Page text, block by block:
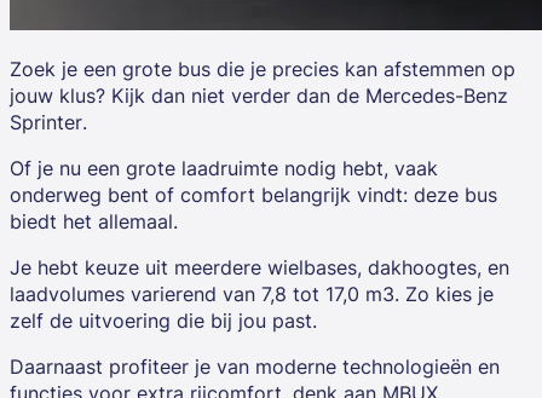
Zoek je een grote bus die je precies kan afstemmen op
jouw klus? Kijk dan niet verder dan de Mercedes-Benz
Sprinter.
Of je nu een grote laadruimte nodig hebt, vaak
onderweg bent of comfort belangrijk vindt: deze bus
biedt het allemaal.
Je hebt keuze uit meerdere wielbases, dakhoogtes, en
laadvolumes varierend van 7,8 tot 17,0 m3. Zo kies je
zelf de uitvoering die bij jou past.
Daarnaast profiteer je van moderne technologieën en